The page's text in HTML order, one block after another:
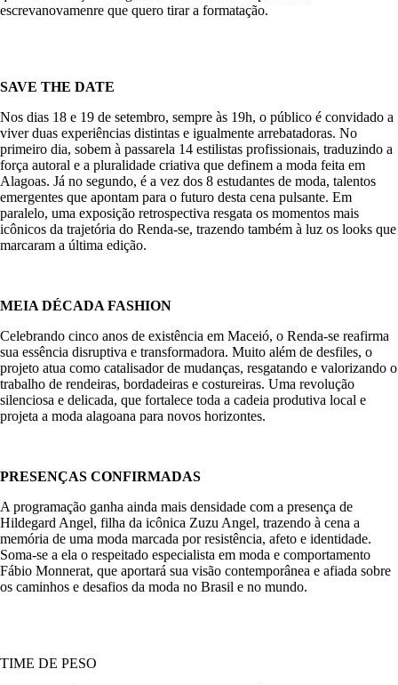
escrevanovamenre que quero tirar a formatação.
SAVE THE DATE
Nos dias 18 e 19 de setembro, sempre às 19h, o público é convidado a
viver duas experiências distintas e igualmente arrebatadoras. No
primeiro dia, sobem à passarela 14 estilistas profissionais, traduzindo a
força autoral e a pluralidade criativa que definem a moda feita em
Alagoas. Já no segundo, é a vez dos 8 estudantes de moda, talentos
emergentes que apontam para o futuro desta cena pulsante. Em
paralelo, uma exposição retrospectiva resgata os momentos mais
icônicos da trajetória do Renda-se, trazendo também à luz os looks que
marcaram a última edição.
MEIA DÉCADA FASHION
Celebrando cinco anos de existência em Maceió, o Renda-se reafirma
sua essência disruptiva e transformadora. Muito além de desfiles, o
projeto atua como catalisador de mudanças, resgatando e valorizando o
trabalho de rendeiras, bordadeiras e costureiras. Uma revolução
silenciosa e delicada, que fortalece toda a cadeia produtiva local e
projeta a moda alagoana para novos horizontes.
PRESENÇAS CONFIRMADAS
A programação ganha ainda mais densidade com a presença de
Hildegard Angel, filha da icônica Zuzu Angel, trazendo à cena a
memória de uma moda marcada por resistência, afeto e identidade.
Soma-se a ela o respeitado especialista em moda e comportamento
Fábio Monnerat, que aportará sua visão contemporânea e afiada sobre
os caminhos e desafios da moda no Brasil e no mundo.
TIME DE PESO